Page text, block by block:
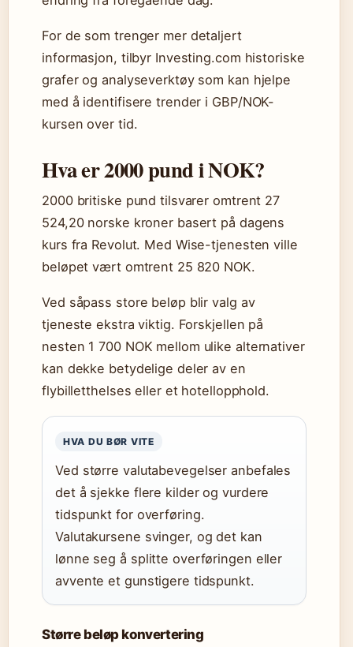
For de som trenger mer detaljert
informasjon, tilbyr Investing.com historiske
grafer og analyseverktøy som kan hjelpe
med å identifisere trender i GBP/NOK-
kursen over tid.
Hva er 2000 pund i NOK?
2000 britiske pund tilsvarer omtrent 27
524,20 norske kroner basert på dagens
kurs fra Revolut. Med Wise-tjenesten ville
beløpet vært omtrent 25 820 NOK.
Ved såpass store beløp blir valg av
tjeneste ekstra viktig. Forskjellen på
nesten 1 700 NOK mellom ulike alternativer
kan dekke betydelige deler av en
flybilletthelses eller et hotellopphold.
HVA DU BØR VITE
Ved større valutabevegelser anbefales
det å sjekke flere kilder og vurdere
tidspunkt for overføring.
Valutakursene svinger, og det kan
lønne seg å splitte overføringen eller
avvente et gunstigere tidspunkt.
Større beløp konvertering